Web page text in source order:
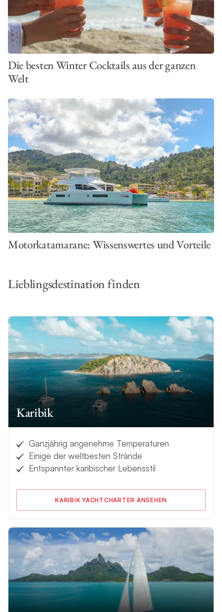
Die besten Winter Cocktails aus der ganzen
Welt
Motorkatamarane: Wissenswertes und Vorteile
Lieblingsdestination finden
Karibik
Ganzjährig angenehme Temperaturen
Einige der weltbesten Strände
Entspannter karibischer Lebensstil
KARIBIK YACHTCHARTER ANSEHEN